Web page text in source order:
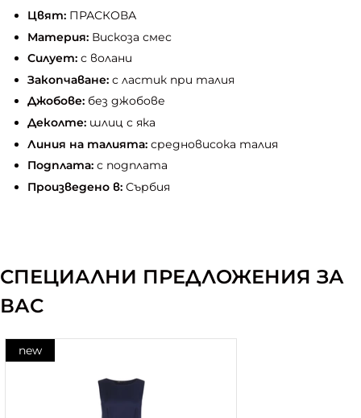
Цвят:ПРАСКОВА
Материя:Вискоза смес
Силует:с волани
Закопчаване:с ластик при талия
Джобове:без джобове
Деколте:шлиц с яка
Линия на талията:средновисока талия
Подплата:с подплата
Произведено в:Сърбия
СПЕЦИАЛНИ ПРЕДЛОЖЕНИЯ ЗА
ВАС
new